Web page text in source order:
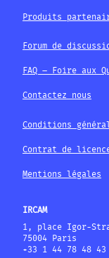
Produits
Forum de
FAQ – Foire aux
Contactez nous
Conditions
Contrat de
Mentions légales
IRCAM
1, place Igor-
75004 Paris
+33 1 44 78 48 43